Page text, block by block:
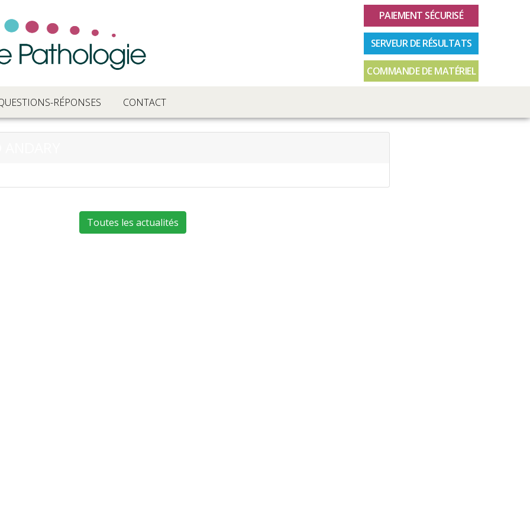
PAIEMENT SÉCURISÉ
SERVEUR DE RÉSULTATS
COMMANDE DE MATÉRIEL
RÉPONSES CONTACT
Toutes les actualités